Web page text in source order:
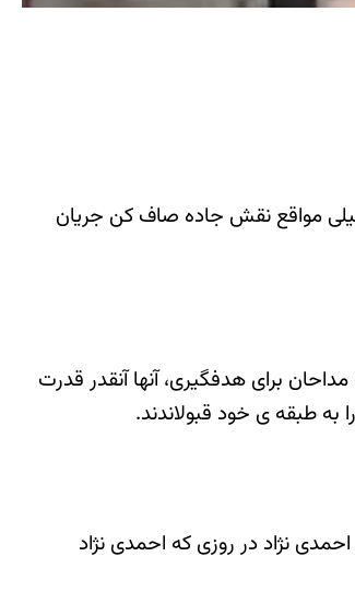
مواقع نقش جاده صاف کن جریان
برای هدفگیری، آنها آنقدر قدرت
طبقه ی خود قبولاندند.
نژاد در روزی که احمدی نژاد